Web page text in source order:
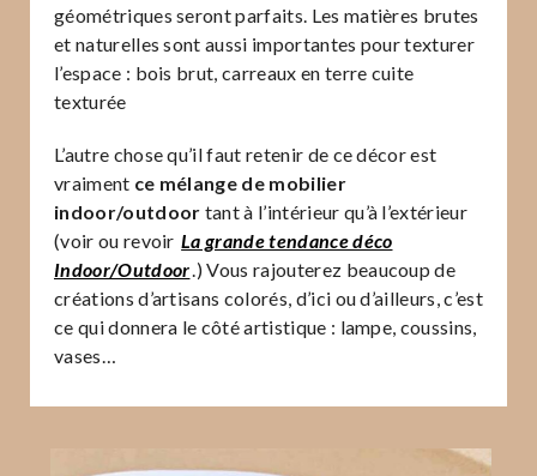
géométriques seront parfaits. Les matières brutes
et naturelles sont aussi importantes pour texturer
l’espace : bois brut, carreaux en terre cuite
texturée
L’autre chose qu’il faut retenir de ce décor est
vraiment ce mélange de mobilier
indoor/outdoor tant à l’intérieur qu’à l’extérieur
(voir ou revoir La grande tendance déco
Indoor/Outdoor.) Vous rajouterez beaucoup de
créations d’artisans colorés, d’ici ou d’ailleurs, c’est
ce qui donnera le côté artistique : lampe, coussins,
vases…